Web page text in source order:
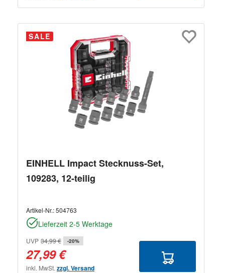
SALE
EINHELL Impact Stecknuss-Set,
109283, 12-teilig
Artikel-Nr.:504763
Lieferzeit 2-5 Werktage
UVP 34,99 € -20%
27,99 €
inkl. MwSt. zzgl. Versand